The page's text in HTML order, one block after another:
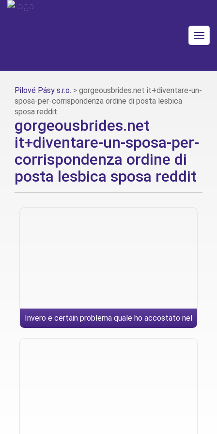
Pilové Pásy s.r.o. > gorgeousbrides.net it+diventare-un-
sposa-per-corrispondenza ordine di posta lesbica
sposa reddit
gorgeousbrides.net
it+diventare-un-sposa-per-
corrispondenza ordine di
posta lesbica sposa reddit
Invero e certain problema quale ho accostato nel